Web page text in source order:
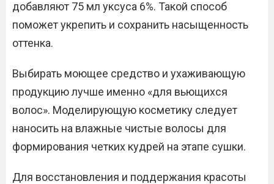
добавляют 75 мл уксуса 6%. Такой способ
поможет укрепить и сохранить насыщенность
оттенка.
Выбирать моющее средство и ухаживающую
продукцию лучше именно «для вьющихся
волос». Моделирующую косметику следует
наносить на влажные чистые волосы для
формирования четких кудрей на этапе сушки.
Для восстановления и поддержания красоты